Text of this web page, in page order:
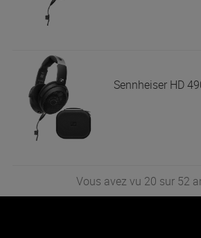
Sennheiser HD
Vous avez vu 20 sur 52